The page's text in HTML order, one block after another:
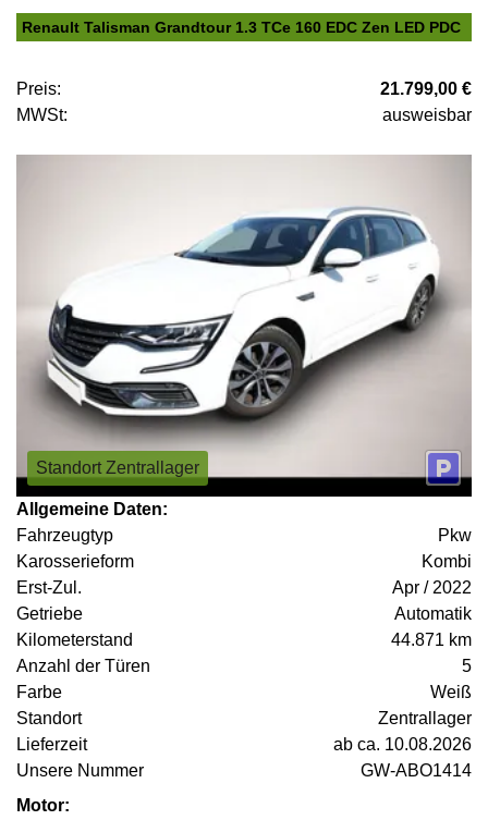
Renault Talisman Grandtour 1.3 TCe 160 EDC Zen LED PDC
Preis:
21.799,00 €
MWSt:
ausweisbar
Standort Zentrallager
Allgemeine Daten:
Fahrzeugtyp
Pkw
Karosserieform
Kombi
Erst-Zul.
Apr / 2022
Getriebe
Automatik
Kilometerstand
44.871 km
Anzahl der Türen
5
Farbe
Weiß
Standort
Zentrallager
Lieferzeit
ab ca. 10.08.2026
Unsere Nummer
GW-ABO1414
Motor: